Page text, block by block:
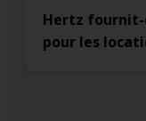
Hertz fournit-
pour les